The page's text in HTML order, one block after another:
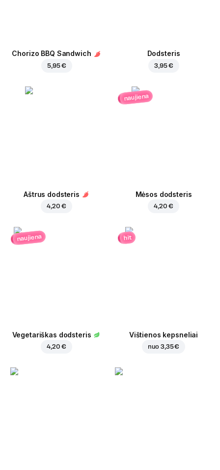
Chorizo BBQ Sandwich
5,95 €
Dodsteris
3,95 €
Aštrus dodsteris
4,20 €
naujiena
Mėsos dodsteris
4,20 €
naujiena
Vegetariškas dodsteris
4,20 €
hit
Vištienos kepsneliai
nuo3,35 €